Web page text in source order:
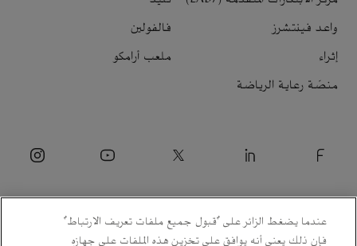
واعد فينتشرز
فالفولين
إثراء
ملعب أرامكو
منصّة رعاية الرياضة
عندما يضغط الزائر على "قبول جميع ملفات تعريف الارتباط"
فإن ذلك يعني أنه يوافق على تخزين هذه الملفات على جهازه